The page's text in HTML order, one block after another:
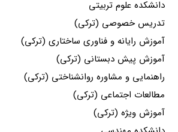
دانشکده علوم تربیتی
تدریس خصوصی (ترکی)
آموزش رایانه و فناوری ساختاری (ترکی)
آموزش پیش دبستانی (ترکی)
راهنمایی و مشاوره روانشناختی (ترکی)
مطالعات اجتماعی (ترکی)
آموزش ویژه (ترکی)